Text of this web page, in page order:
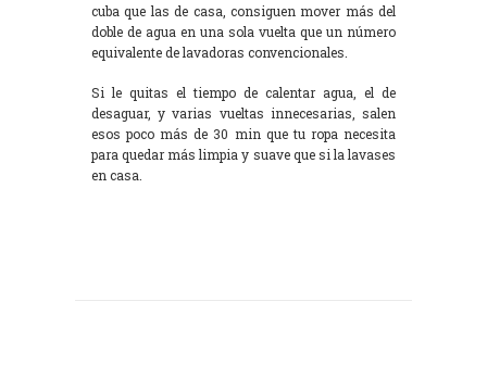
cuba que las de casa, consiguen mover más del
doble de agua en una sola vuelta que un número
equivalente de lavadoras convencionales.
Si le quitas el tiempo de calentar agua, el de
desaguar, y varias vueltas innecesarias, salen
esos poco más de 30 min que tu ropa necesita
para quedar más limpia y suave que si la lavases
en casa.